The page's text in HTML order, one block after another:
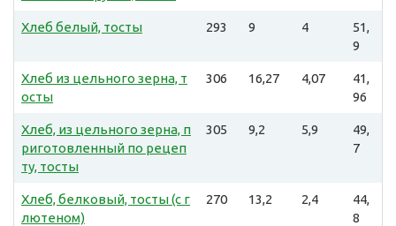
Хлеб белый, тосты 293 9 4
51,
9
Хлеб из цельного зерна, т
осты
306 16,27 4,07
41,
96
Хлеб, из цельного зерна, п
риготовленный по рецеп
ту, тосты
305 9,2 5,9
49,
7
Хлеб, белковый, тосты (с г
лютеном)
270 13,2 2,4
44,
8